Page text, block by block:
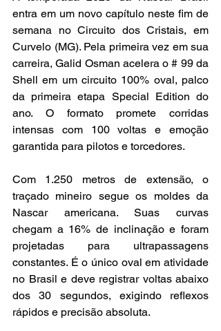
entra em um novo capítulo neste fim de
semana no Circuito dos Cristais, em
Curvelo (MG). Pela primeira vez em sua
carreira, Galid Osman acelera o # 99 da
Shell em um circuito 100% oval, palco
da primeira etapa Special Edition do
ano. O formato promete corridas
intensas com 100 voltas e emoção
garantida para pilotos e torcedores.
Com 1.250 metros de extensão, o
traçado mineiro segue os moldes da
Nascar americana. Suas curvas
chegam a 16% de inclinação e foram
projetadas para ultrapassagens
constantes. É o único oval em atividade
no Brasil e deve registrar voltas abaixo
dos 30 segundos, exigindo reflexos
rápidos e precisão absoluta.